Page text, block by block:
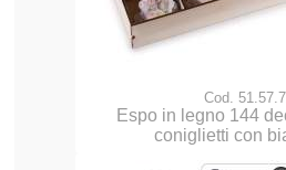
Cod.
Espo in legno 144
coniglietti con